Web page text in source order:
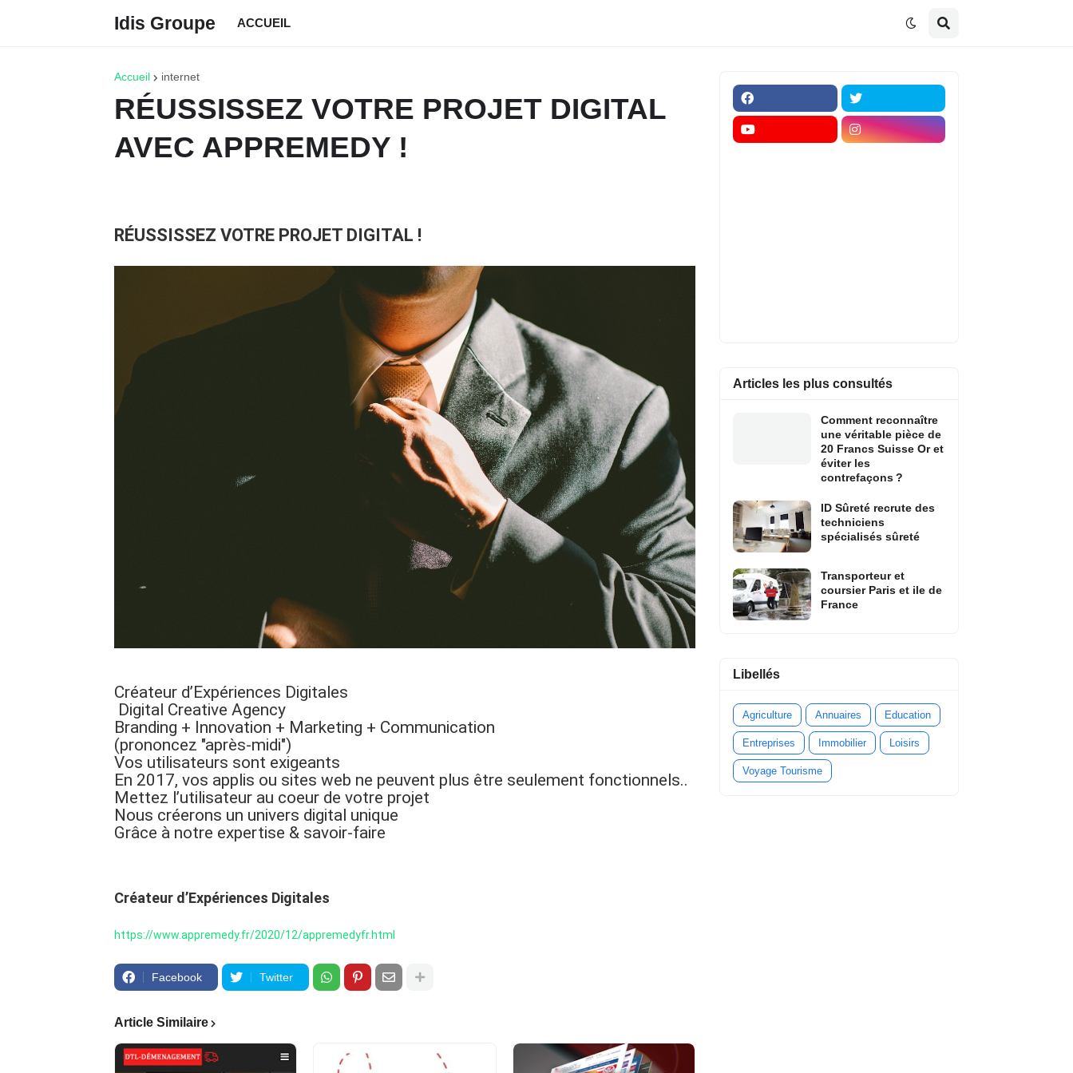
Idis Groupe ACCUEIL
Accueil internet
RÉUSSISSEZ VOTRE PROJET DIGITAL
AVEC APPREMEDY !
RÉUSSISSEZ VOTRE PROJET DIGITAL !
Créateur d’Expériences Digitales
Digital Creative Agency
Branding + Innovation + Marketing + Communication
(prononcez "après-midi")
Vos utilisateurs sont exigeants
En 2017, vos applis ou sites web ne peuvent plus être seulement fonctionnels..
Mettez l’utilisateur au coeur de votre projet
Nous créerons un univers digital unique
Grâce à notre expertise & savoir-faire
Créateur d’Expériences Digitales
https://www.appremedy.fr/2020/12/appremedyfr.html
Facebook Twitter
Article Similaire
Articles les plus consultés
Comment reconnaître
une véritable pièce de
20 Francs Suisse Or et
éviter les
contrefaçons ?
ID Sûreté recrute des
techniciens
spécialisés sûreté
Transporteur et
coursier Paris et ile de
France
Libellés
Agriculture Annuaires Education
Entreprises Immobilier Loisirs
Voyage Tourisme